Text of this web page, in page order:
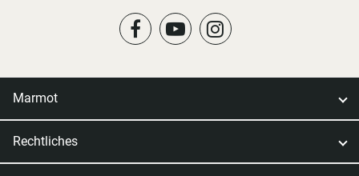
Marmot
Rechtliches